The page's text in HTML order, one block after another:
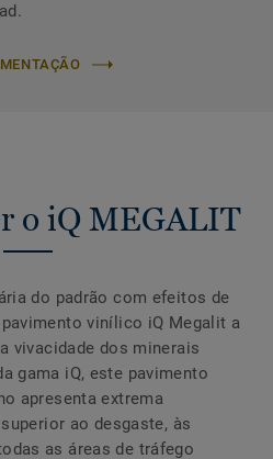
o iQ MEGALIT
do padrão com efeitos de
vinílico iQ Megalit a
vivacidade dos minerais
gama iQ, este pavimento
apresenta extrema
ao desgaste, às
as áreas de tráfego